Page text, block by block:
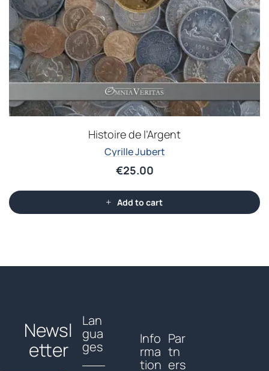
Histoire de l’Argent
Cyrille Jubert
€25.00
Add to cart
Newsl
etter
Lan
gua
ges
Info
rma
tion
Par
tn
ers